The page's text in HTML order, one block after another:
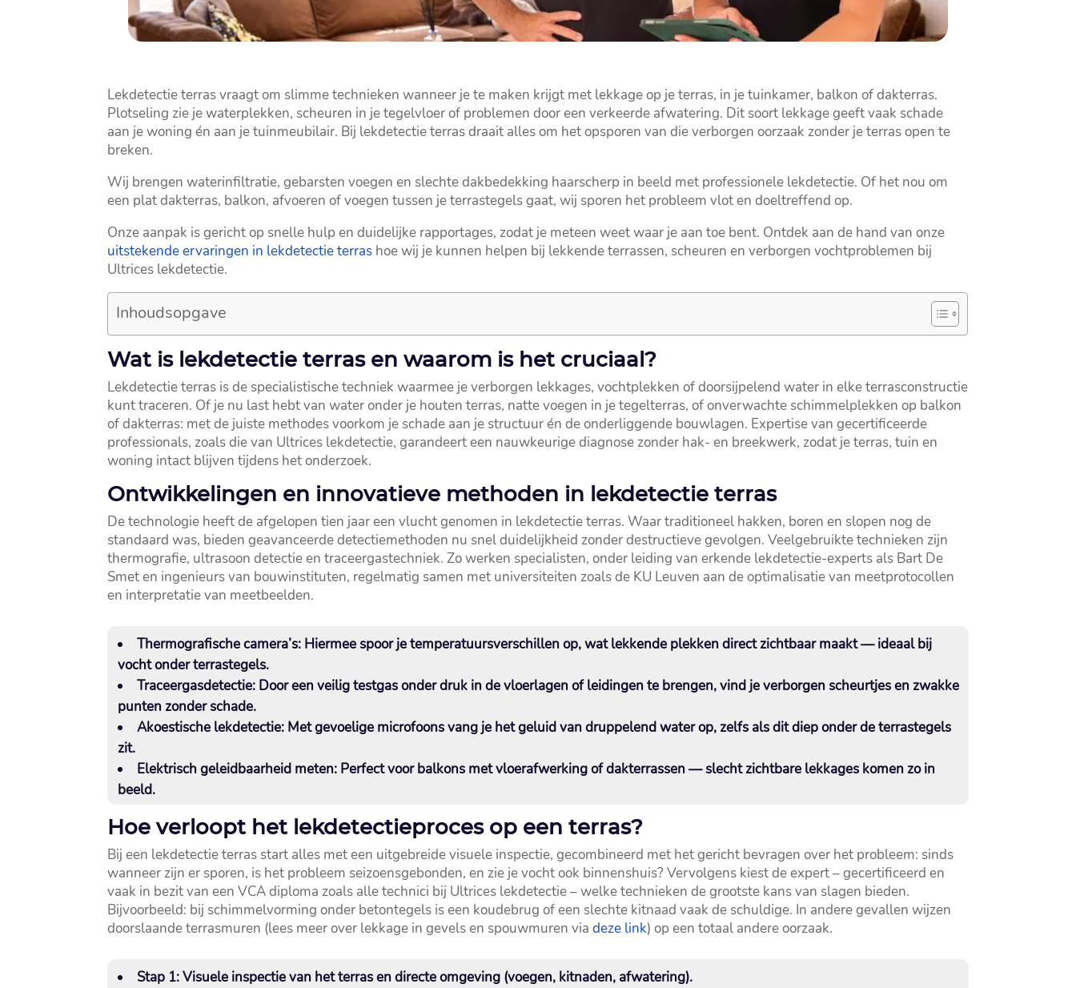
Lekdetectie terras vraagt om slimme technieken wanneer je te maken krijgt met lekkage op je terras, in je tuinkamer, balkon of dakterras.​
Plotseling zie je waterplekken, scheuren in je tegelvloer of problemen door een verkeerde afwatering.​ Dit soort lekkage geeft vaak schade
aan je woning én aan je tuinmeubilair.​ Bij lekdetectie terras draait alles om het opsporen van die verborgen oorzaak zonder je terras open te
breken.​
Wij brengen waterinfiltratie, gebarsten voegen en slechte dakbedekking haarscherp in beeld met professionele lekdetectie.​ Of het nou om
een plat dakterras, balkon, afvoeren of voegen tussen je terrastegels gaat, wij sporen het probleem vlot en doeltreffend op.​
Onze aanpak is gericht op snelle hulp en duidelijke rapportages, zodat je meteen weet waar je aan toe bent.​ Ontdek aan de hand van onze
uitstekende ervaringen in lekdetectie terras hoe wij je kunnen helpen bij lekkende terrassen, scheuren en verborgen vochtproblemen bij
Ultrices lekdetectie.​
Inhoudsopgave
Wat is lekdetectie terras en waarom is het cruciaal?
Lekdetectie terras is de specialistische techniek waarmee je verborgen lekkages, vochtplekken of doorsijpelend water in elke terrasconstructie
kunt traceren.​ Of je nu last hebt van water onder je houten terras, natte voegen in je tegelterras, of onverwachte schimmelplekken op balkon
of dakterras: met de juiste methodes voorkom je schade aan je structuur én de onderliggende bouwlagen.​ Expertise van gecertificeerde
professionals, zoals die van Ultrices lekdetectie, garandeert een nauwkeurige diagnose zonder hak- en breekwerk, zodat je terras, tuin en
woning intact blijven tijdens het onderzoek.​
Ontwikkelingen en innovatieve methoden in lekdetectie terras
De technologie heeft de afgelopen tien jaar een vlucht genomen in lekdetectie terras.​ Waar traditioneel hakken, boren en slopen nog de
standaard was, bieden geavanceerde detectiemethoden nu snel duidelijkheid zonder destructieve gevolgen.​ Veelgebruikte technieken zijn
thermografie, ultrasoon detectie en traceergastechniek.​ Zo werken specialisten, onder leiding van erkende lekdetectie-experts als Bart De
Smet en ingenieurs van bouwinstituten, regelmatig samen met universiteiten zoals de KU Leuven aan de optimalisatie van meetprotocollen
en interpretatie van meetbeelden.​
Thermografische camera’s: Hiermee spoor je temperatuursverschillen op, wat lekkende plekken direct zichtbaar maakt — ideaal bij
vocht onder terrastegels.​
Traceergasdetectie: Door een veilig testgas onder druk in de vloerlagen of leidingen te brengen, vind je verborgen scheurtjes en zwakke
punten zonder schade.​
Akoestische lekdetectie: Met gevoelige microfoons vang je het geluid van druppelend water op, zelfs als dit diep onder de terrastegels
zit.​
Elektrisch geleidbaarheid meten: Perfect voor balkons met vloerafwerking of dakterrassen — slecht zichtbare lekkages komen zo in
beeld.​
Hoe verloopt het lekdetectieproces op een terras?
Bij een lekdetectie terras start alles met een uitgebreide visuele inspectie, gecombineerd met het gericht bevragen over het probleem: sinds
wanneer zijn er sporen, is het probleem seizoensgebonden, en zie je vocht ook binnenshuis? Vervolgens kiest de expert – gecertificeerd en
vaak in bezit van een VCA diploma zoals alle technici bij Ultrices lekdetectie – welke technieken de grootste kans van slagen bieden.​
Bijvoorbeeld: bij schimmelvorming onder betontegels is een koudebrug of een slechte kitnaad vaak de schuldige.​ In andere gevallen wijzen
doorslaande terrasmuren (lees meer over lekkage in gevels en spouwmuren viadeze link) op een totaal andere oorzaak.​
Stap 1: Visuele inspectie van het terras en directe omgeving (voegen, kitnaden, afwatering).​